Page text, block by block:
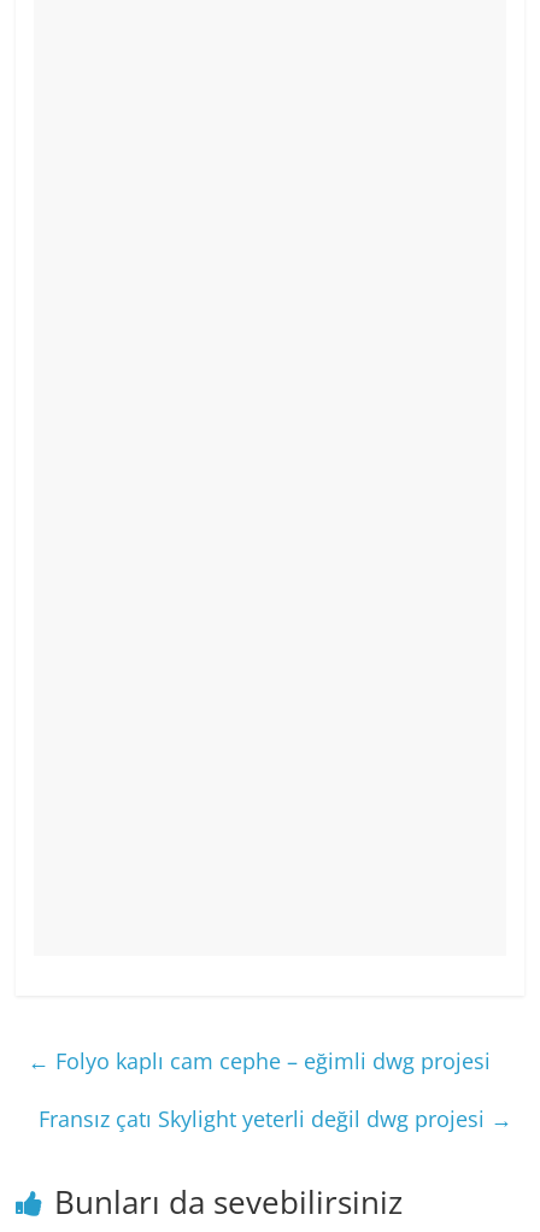
← Folyo kaplı cam cephe – eğimli dwg projesi
Fransız çatı Skylight yeterli değil dwg projesi →
Bunları da sevebilirsiniz